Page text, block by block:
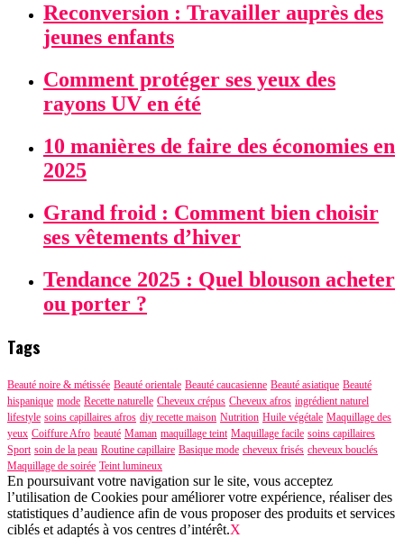
Reconversion : Travailler auprès des
jeunes enfants
Comment protéger ses yeux des
rayons UV en été
10 manières de faire des économies en
2025
Grand froid : Comment bien choisir
ses vêtements d’hiver
Tendance 2025 : Quel blouson acheter
ou porter ?
Tags
Beauté noire & métissée Beauté orientale Beauté caucasienne Beauté asiatique Beauté
hispanique mode Recette naturelle Cheveux crépus Cheveux afros ingrédient naturel
lifestyle soins capillaires afros diy recette maison Nutrition Huile végétale Maquillage des
yeux Coiffure Afro beauté Maman maquillage teint Maquillage facile soins capillaires
Sport soin de la peau Routine capillaire Basique mode cheveux frisés cheveux bouclés
Maquillage de soirée Teint lumineux
En poursuivant votre navigation sur le site, vous acceptez
l’utilisation de Cookies pour améliorer votre expérience, réaliser des
statistiques d’audience afin de vous proposer des produits et services
ciblés et adaptés à vos centres d’intérêt.X